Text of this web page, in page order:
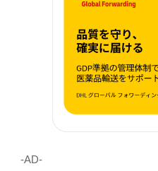
‐AD‐